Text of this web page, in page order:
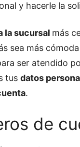
y hacerle la
la sucursal más
sea más
ser atendido
tus datos
.
de